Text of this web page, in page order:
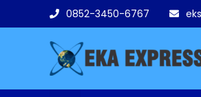
0852-3450-6767